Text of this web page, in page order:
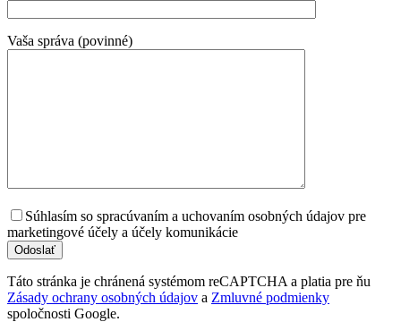
Vaša správa (povinné)
Súhlasím so spracúvaním a uchovaním osobných údajov pre
marketingové účely a účely komunikácie
Táto stránka je chránená systémom reCAPTCHA a platia pre ňu
Zásady ochrany osobných údajov a Zmluvné podmienky
spoločnosti Google.